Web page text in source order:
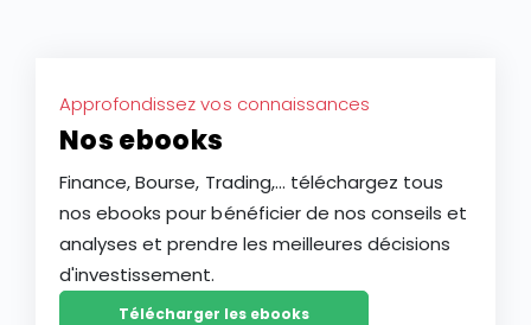
Approfondissez vos connaissances
Nos ebooks
Finance, Bourse, Trading,... téléchargez tous
nos ebooks pour bénéficier de nos conseils et
analyses et prendre les meilleures décisions
d'investissement.
Télécharger les ebooks